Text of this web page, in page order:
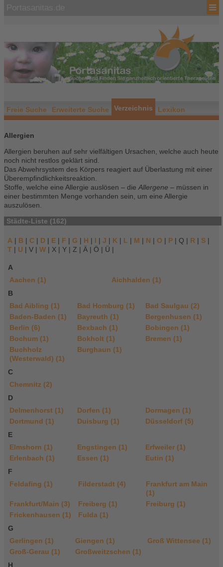
Freie Suche Erweiterte Suche Verzeichnis Lexikon
Allergien
Allergien beruhen auf sehr vielfältigen Ursachen, welche auch heute
noch nicht restlos geklärt sind.
Das Abwehrsystem des Körpers reagiert auf Überlastung mit einer
Überempfindlichkeitsreaktion.
Stoffe, welche eine Allergie auslösen – die Allergene – müssen in
einer bestimmten Menge vorhanden sein, um eine Allergie
auszulösen.
Städte-Liste (162)
A | B | C | D | E | F | G | H | I | J | K | L | M | N | O | P | Q | R | S |
T | U | V | W | X | Y | Z | Ä | Ö | Ü |
A
Aachen (1)
Aichhalden (1)
B
Bad Aibling (1)
Bad Homburg (1)
Bad Saulgau (2)
Baden-Baden (1)
Bayreuth (1)
Bergenhusen (1)
Berlin (6)
Bexbach (1)
Bobingen (1)
Bochum (1)
Bokholt (1)
Bremen (1)
Buchholz
(Westerwald) (1)
Burghaun (1)
C
Chemnitz (2)
D
Delmenhorst (1)
Dorfen (1)
Dormagen (1)
Dortmund (1)
Duisburg (1)
Düsseldorf (5)
E
Elmshorn (1)
Engstingen (1)
Erfweiler (1)
Erlenbach (1)
Essen (1)
Eutin (1)
F
Feldafing (1)
Filderstadt (4)
Frankfurt am Main
(1)
Frankfurt/Main (3)
Freiberg (1)
Freiburg (1)
Frickenhausen (1)
Fulda (1)
G
Gerlingen (1)
Giengen (1)
Groß Wittensee (1)
Groß-Gerau (1)
Großweitzschen (1)
H